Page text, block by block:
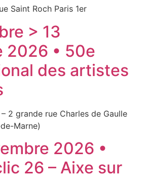
Saint Roch Paris 1er
> 13
2026 • 50e
des artistes
2 grande rue Charles de Gaulle
Marne)
2026 •
26 – Aixe sur